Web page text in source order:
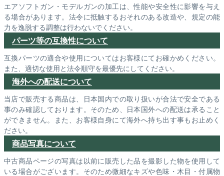
エアソフトガン・モデルガンの加工は、性能や安全性に影響を与え
る場合があります。法令に抵触するおそれのある改造や、規定の能
力を逸脱する調整は行わないでください。
パーツ等の互換性について
互換パーツの適合や使用についてはお客様にてお確かめください。
また、適切な使用と法令順守を最優先にしてください。
海外への配送について
当店で販売する商品は、日本国内での取り扱いが合法で安全である
事のみ確認しております。そのため、日本国外への配送は承ること
ができません。また、お客様自身にて海外へ持ち出す事もお止めく
ださい。
商品写真について
中古商品ページの写真は以前に販売した品を撮影した物を使用して
いる場合がございます。そのため微細なキズや色味・木目・付属物